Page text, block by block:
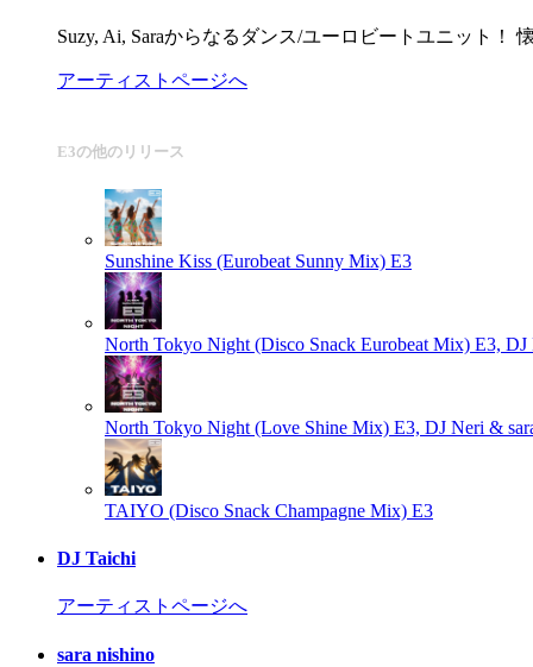
Suzy, Ai, Saraからなるダンス/ユーロビートユニット
アーティストページへ
E3の他のリリース
Sunshine Kiss (Eurobeat Sunny Mix) E3
North Tokyo Night (Disco Snack Eurobeat Mix) E3, DJ
North Tokyo Night (Love Shine Mix) E3, DJ Neri &
TAIYO (Disco Snack Champagne Mix) E3
DJ Taichi
アーティストページへ
sara nishino